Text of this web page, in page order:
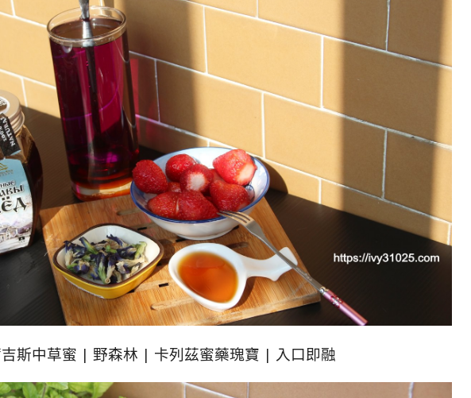
斯中草蜜 | 野森林 | 卡列茲蜜藥瑰寶 | 入口即融